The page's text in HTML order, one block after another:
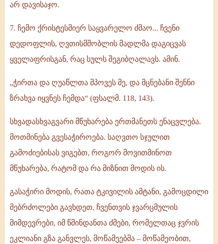
არ დავისაჯო.
7. ჩემო ქრისტესმიერ საყვარელო ძმაო... ჩვენი
დედოფლის, ღვთისმშობლის მადლმა დაგიცვას
ყველაფრისგან, რაც სულს შეგიბღალავს. ამინ.
„ჭირთა და ღუაწლთა მპოვეს მე, და მცნებანი შენნი
ზრახვა იყვნეს ჩემდა“ (ფსალმ. 118, 143).
სხვადასხვაგვარი მწუხარება ერთმანეთს ენაცვლება.
მოთმინება გვესაჭიროება. საღვთო სჯულით
გამოძიებისას ვიგებთ, როგორ მოვითმინოთ
მწუხარება, რატომ და რა მიზნით მოდის ის.
გასაჭირი მოდის, რათა ტკივილის ამტანი, გამოცდილი
მებრძოლები გავხდეთ, ჩვენთვის ჯვარცმულის
მიმდევრები, იმ წმინდანთა ძმები, რომელთაც ჯვრის
ეკლიანი გზა განვლეს, მოწამეებმა – მოწამეობით,